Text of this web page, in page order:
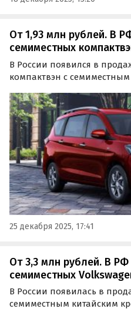
От 1,93 млн рублей. В
семиместных
В России появился в
компактвэн с
импорту, продаются из
них на одном из сайтов
000…
25 декабря 2025, 17:41
От 3,3 млн рублей. В
семиместных
В России появилась в
семиместным китайским